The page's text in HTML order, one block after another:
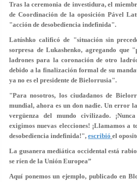
Tras la ceremonia de investidura, el
de Coordinación de la oposición Pável
"acción de desobediencia indefinida".
Latúshko calificó de "situación sin
sorpresa de Lukashenko, agregando que
ladrones para la coronación de otro
debido a la finalización formal de su
ya no es el presidente de Bielorrusia".
"Para nosotros, los ciudadanos de
mundial, ahora es un don nadie. Un error
vergüenza del mundo civilizado.
exigimos nuevas elecciones! ¡Llamamos a
desobediencia indefinida!", escribió el
La gusanera mediática occidental está
se ríen de la Unión Europea”
Aquí ponemos un ejemplo, publicado en